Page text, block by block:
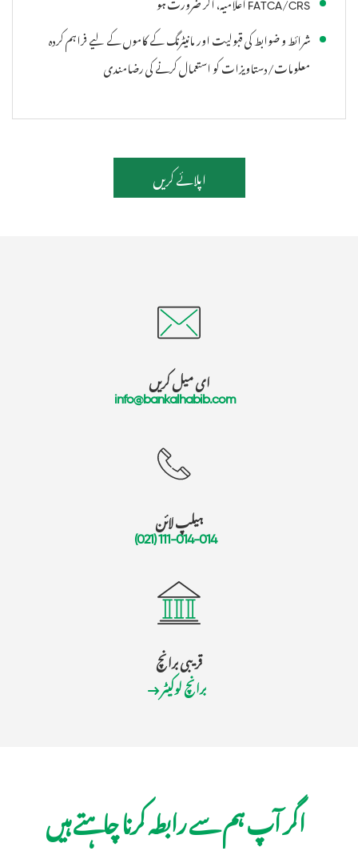
شرائط و ضوابط کی قبولیت اور مانیٹرنگ کے کاموں کے لیے فراہم کردہ
معلومات/دستاویزات کو استعمال کرنے کی رضامندی
اپلائے کریں
ای میل کریں
info@bankalhabib.com
ہیلپ لائن
(021) 111-014-014
قریبی برانچ
برانچ لوکیٹر
اگر آپ ہم سے رابطہ کرنا چاہتے ہیں